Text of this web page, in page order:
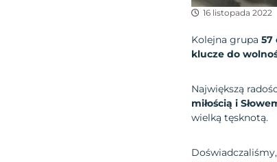
16 listopada 2022
Kolejna grupa 57
klucze do
Największą
miłością i
wielką tęsknotą.
Doświadczaliśmy,